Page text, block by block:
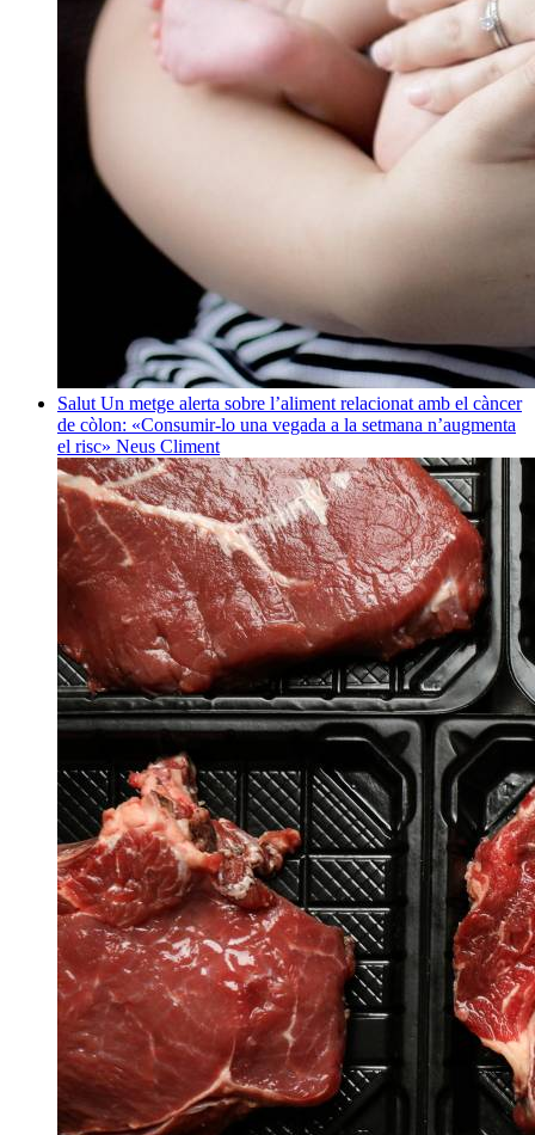
Salut Un metge alerta sobre l’aliment relacionat amb el càncer
de còlon: «Consumir-lo una vegada a la setmana n’augmenta
el risc» Neus Climent